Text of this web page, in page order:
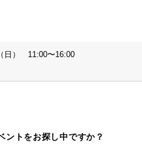
日） 11:00〜16:00
ントをお探し中ですか？